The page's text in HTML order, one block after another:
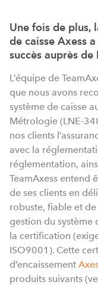
Une fois de plus,
de caisse Axess
succès auprès de
L’équipe de
que nous avons
système de caisse
Métrologie (LNE-
nos clients
avec la
réglementation,
TeamAxess entend
de ses clients en
robuste, fiable et
gestion du
la certification
ISO9001). Cette
d’encaissement
produits suivants